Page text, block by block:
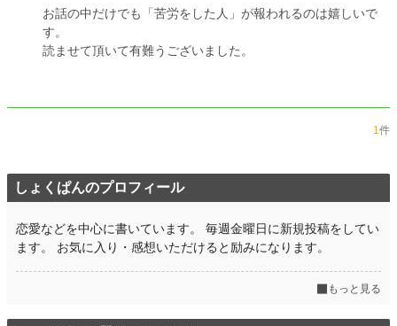
週間ポイント 465 pt (15,081 位)
月間ポイント 1,530 pt (18,801 位)
累計ポイント 68,524 pt (37,618 位)
お話の中だけでも「苦労をした人」が報われるのは嬉しいで
す。
読ませて頂いて有難うございました。
1件
しょくぱんのプロフィール
恋愛などを中心に書いています。 毎週金曜日に新規投稿をしてい
ます。 お気に入り・感想いただけると励みになります。
もっと見る